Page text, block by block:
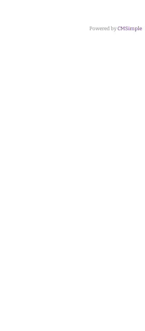
Powered byCMSimple